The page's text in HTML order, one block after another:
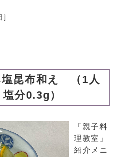
]
塩昆布和え （1人
分0.3g）
「親子料
理教室」
紹介メニ